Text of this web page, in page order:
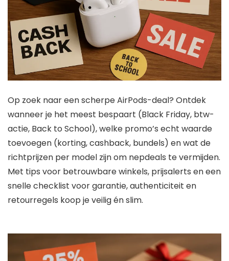
Op zoek naar een scherpe AirPods-deal? Ontdek
wanneer je het meest bespaart (Black Friday, btw-
actie, Back to School), welke promo’s echt waarde
toevoegen (korting, cashback, bundels) en wat de
richtprijzen per model zijn om nepdeals te vermijden.
Met tips voor betrouwbare winkels, prijsalerts en een
snelle checklist voor garantie, authenticiteit en
retourregels koop je veilig én slim.